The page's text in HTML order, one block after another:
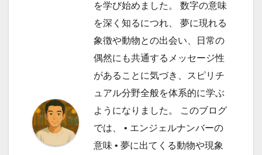
を学び始めました。 数字の意味
を深く知るにつれ、 夢に現れる
象徴や動物との出会い、日常の
偶然にも共通するメッセージ性
があることに気づき、スピリチ
ュアル分野全般を体系的に学ぶ
ようになりました。 このブログ
では、 • エンジェルナンバーの
意味 • 夢に出てくる動物や現象